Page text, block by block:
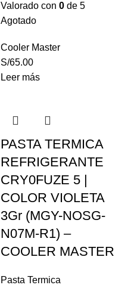
Valorado con 0 de 5
Agotado
Cooler Master
S/65.00
Leer más
PASTA TERMICA
REFRIGERANTE
CRY0FUZE 5 |
COLOR VIOLETA
3Gr (MGY-NOSG-
N07M-R1) –
COOLER MASTER
Pasta Termica